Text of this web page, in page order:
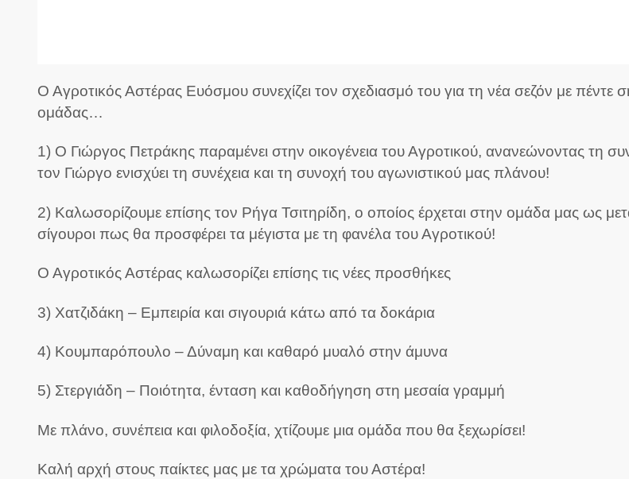
Ο Αγροτικός Αστέρας Ευόσμου συνεχίζει τον σχεδιασμό του για τη νέα σεζόν με πέντε
ομάδας…
1) Ο Γιώργος Πετράκης παραμένει στην οικογένεια του Αγροτικού, ανανεώνοντας τη
τον Γιώργο ενισχύει τη συνέχεια και τη συνοχή του αγωνιστικού μας πλάνου!
2) Καλωσορίζουμε επίσης τον Ρήγα Τσιτηρίδη, ο οποίος έρχεται στην ομάδα μας ως
σίγουροι πως θα προσφέρει τα μέγιστα με τη φανέλα του Αγροτικού!
Ο Αγροτικός Αστέρας καλωσορίζει επίσης τις νέες προσθήκες
3) Χατζιδάκη – Εμπειρία και σιγουριά κάτω από τα δοκάρια
4) Κουμπαρόπουλο – Δύναμη και καθαρό μυαλό στην άμυνα
5) Στεργιάδη – Ποιότητα, ένταση και καθοδήγηση στη μεσαία γραμμή
Με πλάνο, συνέπεια και φιλοδοξία, χτίζουμε μια ομάδα που θα ξεχωρίσει!
Καλή αρχή στους παίκτες μας με τα χρώματα του Αστέρα!